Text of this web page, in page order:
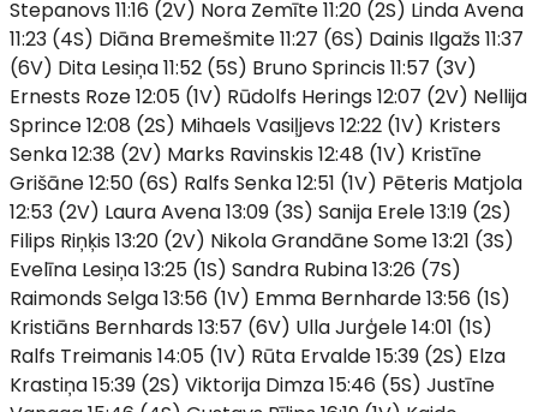
Stepanovs 11:16 (2V) Nora Zemīte 11:20 (2S) Linda Avena
11:23 (4S) Diāna Bremešmite 11:27 (6S) Dainis Ilgažs 11:37
(6V) Dita Lesiņa 11:52 (5S) Bruno Sprincis 11:57 (3V)
Ernests Roze 12:05 (1V) Rūdolfs Herings 12:07 (2V) Nellija
Sprince 12:08 (2S) Mihaels Vasiļjevs 12:22 (1V) Kristers
Senka 12:38 (2V) Marks Ravinskis 12:48 (1V) Kristīne
Grišāne 12:50 (6S) Ralfs Senka 12:51 (1V) Pēteris Matjola
12:53 (2V) Laura Avena 13:09 (3S) Sanija Erele 13:19 (2S)
Filips Riņķis 13:20 (2V) Nikola Grandāne Some 13:21 (3S)
Evelīna Lesiņa 13:25 (1S) Sandra Rubina 13:26 (7S)
Raimonds Selga 13:56 (1V) Emma Bernharde 13:56 (1S)
Kristiāns Bernhards 13:57 (6V) Ulla Jurģele 14:01 (1S)
Ralfs Treimanis 14:05 (1V) Rūta Ervalde 15:39 (2S) Elza
Krastiņa 15:39 (2S) Viktorija Dimza 15:46 (5S) Justīne